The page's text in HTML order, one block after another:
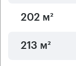
202 м²
213 м²